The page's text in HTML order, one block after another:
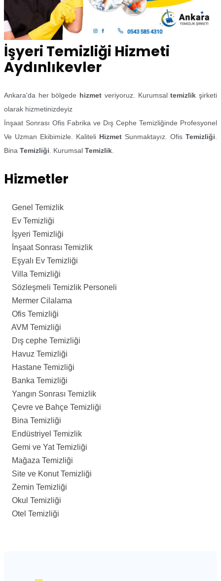
İşyeri Temizliği Hizmeti
Aydınlıkevler
Ankara'da her bölgede hizmet veriyoruz. Kurumsaltemizlik şirketi
olarak hizmetinizdeyiz
İnşaat Sonrası Ofis Fabrika ve Dış Cephe Temizliğinde Profesyonel
Ve Uzman Ekibimizle. Kaliteli Hizmet Sunmaktayız. Ofis Temizliği
Bina Temizliği . Kurumsal Temizlik
Hizmetler
Genel Temizlik
Ev Temizliği
İşyeri Temizliği
İnşaat Sonrası Temizlik
Eşyalı Ev Temizliği
Villa Temizliği
Sözleşmeli Temizlik Personeli
Mermer Cilalama
Ofis Temizliği
AVM Temizliği
Dış cephe Temizliği
Havuz Temizliği
Hastane Temizliği
Banka Temizliği
Yangın Sonrası Temizlik
Çevre ve Bahçe Temizliği
Bina Temizliği
Endüstriyel Temizlik
Gemi ve Yat Temizliği
Mağaza Temizliği
Site ve Konut Temizliği
Zemin Temizliği
Okul Temizliği
Otel Temizliği